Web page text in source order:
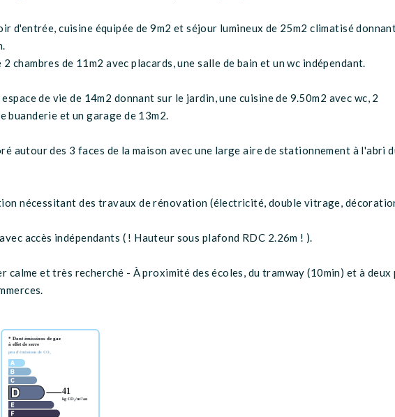
d'entrée, cuisine équipée de 9m2 et séjour lumineux de 25m2 climatisé
chambres de 11m2 avec placards, une salle de bain et un wc indépendant.
de vie de 14m2 donnant sur le jardin, une cuisine de 9.50m2 avec wc, 2
buanderie et un garage de 13m2.
autour des 3 faces de la maison avec une large aire de stationnement à l'abri
nécessitant des travaux de rénovation (électricité, double vitrage,
accès indépendants ( ! Hauteur sous plafond RDC 2.26m ! ).
calme et très recherché - À proximité des écoles, du tramway (10min) et à deux